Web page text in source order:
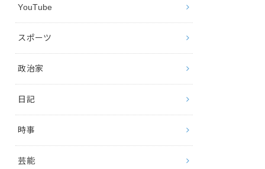
YouTube
スポーツ
政治家
日記
時事
芸能